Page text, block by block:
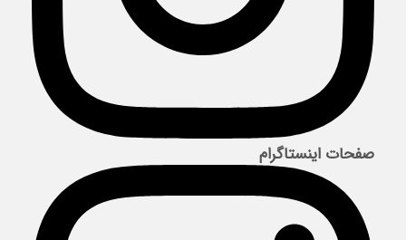
صفحات اینستاگرام